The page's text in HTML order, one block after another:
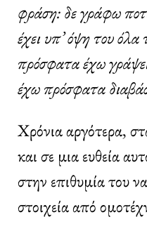
φράση: δε γράφω
έχει υπ’ όψη του
πρόσφατα έχω
έχω πρόσφατα
Χρόνια αργότερα,
και σε μια ευθεία
στην επιθυμία του να
στοιχεία από